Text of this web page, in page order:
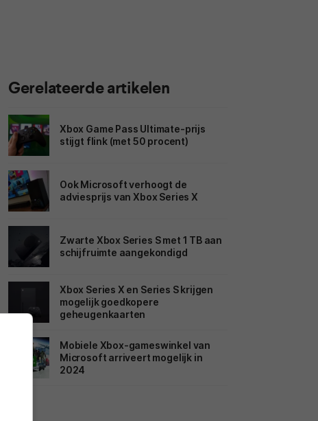
Gerelateerde artikelen
Xbox Game Pass Ultimate-prijs
stijgt flink (met 50 procent)
Ook Microsoft verhoogt de
adviesprijs van Xbox Series X
Zwarte Xbox Series S met 1 TB aan
schijfruimte aangekondigd
Xbox Series X en Series S krijgen
mogelijk goedkopere
geheugenkaarten
Mobiele Xbox-gameswinkel van
Microsoft arriveert mogelijk in
2024